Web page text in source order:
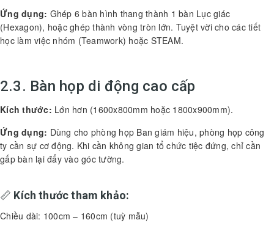
Ứng dụng: Ghép 6 bàn hình thang thành 1 bàn Lục giác
(Hexagon), hoặc ghép thành vòng tròn lớn. Tuyệt vời cho các tiết
học làm việc nhóm (Teamwork) hoặc STEAM.
2.3. Bàn họp di động cao cấp
Kích thước: Lớn hơn (1600x800mm hoặc 1800x900mm).
Ứng dụng: Dùng cho phòng họp Ban giám hiệu, phòng họp công
ty cần sự cơ động. Khi cần không gian tổ chức tiệc đứng, chỉ cần
gấp bàn lại đẩy vào góc tường.
📏 Kích thước tham khảo:
Chiều dài: 100cm – 160cm (tuỳ mẫu)